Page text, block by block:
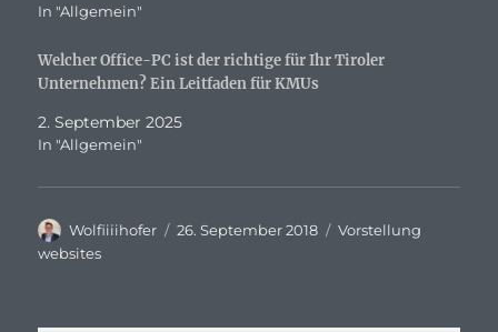
In "Allgemein"
Welcher Office-PC ist der richtige für Ihr Tiroler
Unternehmen? Ein Leitfaden für KMUs
2. September 2025
In "Allgemein"
Autor
Wolfiiiihofer
Veröffentlicht
26. September 2018 Kategorien
Vorstellung
websites